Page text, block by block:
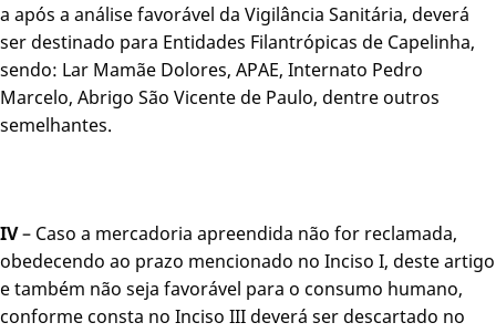
a após a análise favorável da Vigilância Sanitária, deverá
ser destinado para Entidades Filantrópicas de Capelinha,
sendo: Lar Mamãe Dolores, APAE, Internato Pedro
Marcelo, Abrigo São Vicente de Paulo, dentre outros
semelhantes.
IV– Caso a mercadoria apreendida não for reclamada,
obedecendo ao prazo mencionado no Inciso I, deste artigo
e também não seja favorável para o consumo humano,
conforme consta no Inciso III deverá ser descartado no